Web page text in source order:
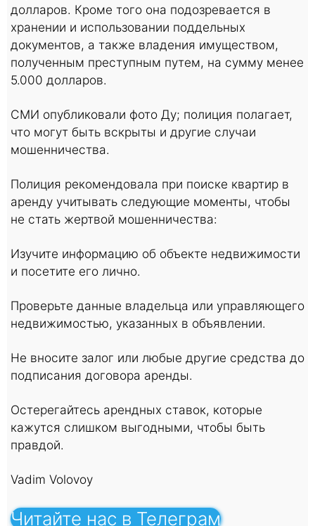
долларов. Кроме того она подозревается в
хранении и использовании поддельных
документов, а также владения имуществом,
полученным преступным путем, на сумму менее
5.000 долларов.
СМИ опубликовали фото Ду; полиция полагает,
что могут быть вскрыты и другие случаи
мошенничества.
Полиция рекомендовала при поиске квартир в
аренду учитывать следующие моменты, чтобы
не стать жертвой мошенничества:
Изучите информацию об объекте недвижимости
и посетите его лично.
Проверьте данные владельца или управляющего
недвижимостью, указанных в объявлении.
Не вносите залог или любые другие средства до
подписания договора аренды.
Остерегайтесь арендных ставок, которые
кажутся слишком выгодными, чтобы быть
правдой.
Vadim Volovoy
Читайте нас в Телеграм